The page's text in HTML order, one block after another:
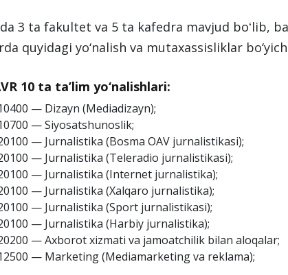
3 ta fakultet va 5 ta kafedra mavjud boʻlib,
quyidagi yo‘nalish va mutaxassisliklar
10 ta ta’lim yo‘nalishlari:
— Dizayn (Mediadizayn);
— Siyosatshunoslik;
— Jurnalistika (Bosma OAV jurnalistikasi);
— Jurnalistika (Teleradio jurnalistikasi);
— Jurnalistika (Internet jurnalistika);
— Jurnalistika (Xalqaro jurnalistika);
— Jurnalistika (Sport jurnalistikasi);
— Jurnalistika (Harbiy jurnalistika);
— Axborot xizmati va jamoatchilik bilan aloqalar;
— Marketing (Mediamarketing va reklama);